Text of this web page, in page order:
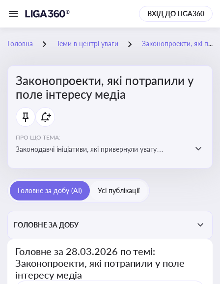
ВХІД ДО LIGA360
Головна Теми в центрі уваги Законопроекти, які потрапили у поле інтересу медіа
Законопроекти, які потрапили у
поле інтересу медіа
ПРО ЩО ТЕМА:
Законодавчі ініціативи, які привернули увагу
прийняття цих проектів пишуть в медіа. Які проекти
викликають найбільше критики
Головне за добу (AI) Усі публікації
ГОЛОВНЕ ЗА ДОБУ
Головне за 28.03.2026 по темі:
Законопроекти, які потрапили у поле
інтересу медіа